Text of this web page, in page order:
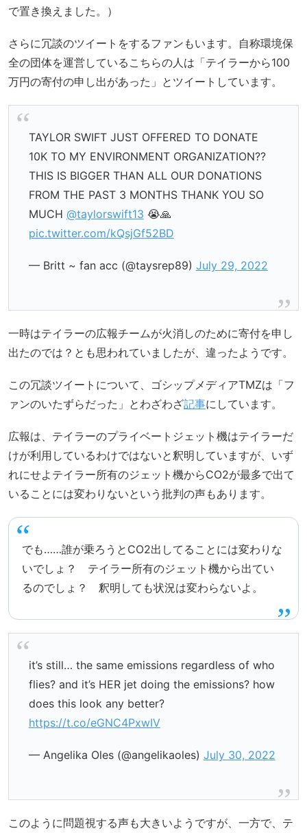
で置き換えました。）
さらに冗談のツイートをするファンもいます。自称環境保
全の団体を運営しているこちらの人は「テイラーから100
万円の寄付の申し出があった」とツイートしています。
TAYLOR SWIFT JUST OFFERED TO DONATE
10K TO MY ENVIRONMENT ORGANIZATION??
THIS IS BIGGER THAN ALL OUR DONATIONS
FROM THE PAST 3 MONTHS THANK YOU SO
MUCH @taylorswift13 😭🙏
pic.twitter.com/kQsjGf52BD
— Britt ~ fan acc (@taysrep89) July 29, 2022
一時はテイラーの広報チームが火消しのために寄付を申し
出たのでは？とも思われていましたが、違ったようです。
この冗談ツイートについて、ゴシップメディアTMZは「フ
ァンのいたずらだった」とわざわざ記事にしています。
広報は、テイラーのプライベートジェット機はテイラーだ
けが利用しているわけではないと釈明していますが、いず
れにせよテイラー所有のジェット機からCO2が最多で出て
いることには変わりないという批判の声もあります。
でも……誰が乗ろうとCO2出してることには変わりな
いでしょ？ テイラー所有のジェット機から出てい
るのでしょ？ 釈明しても状況は変わらないよ。
it’s still… the same emissions regardless of who
flies? and it’s HER jet doing the emissions? how
does this look any better?
https://t.co/eGNC4PxwIV
— Angelika Oles (@angelikaoles) July 30, 2022
このように問題視する声も大きいようですが、一方で、テ